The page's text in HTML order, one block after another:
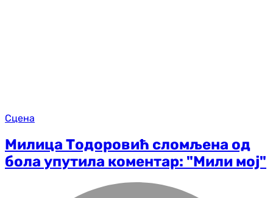
Сцена
Милица Тодоровић сломљена од
бола упутила коментар: "Мили мој"